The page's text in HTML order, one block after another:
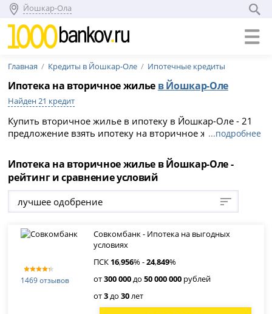
Йошкар-Ола
Главная Кредиты в Йошкар-Оле Ипотечные кредиты
Ипотека на вторичное жилье в Йошкар-Оле
Найден 21 кредит
Купить вторичное жилье в ипотеку в Йошкар-Оле - 21
предложение взять ипотеку на вторичное жилье в
ставки по ипотеке на вторичное жилье в 2026 году.
...подробнее
Ипотека на вторичное жилье в Йошкар-Оле -
рейтинг и сравнение условий
лучшее одобрение
1469 отзывов
Совкомбанк - Ипотека на выгодных
условиях
ПСК 16,956% -24,849%
от300 000до50 000 000 рублей
от3до30лет